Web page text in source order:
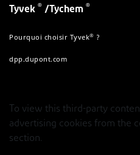
Tyvek ® /Tychem ®
Pourquoi choisir Tyvek® ?
dpp.dupont.com
To view this third-party
advertising cookies from the
section.